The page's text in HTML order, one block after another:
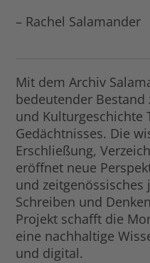
– Rachel Salamander
Mit dem Archiv
bedeutender
und Kulturgeschichte
Gedächtnisses. Die
Erschließung,
eröffnet neue
und zeitgenössisches
Schreiben und
Projekt schafft die
eine nachhaltige
und digital.